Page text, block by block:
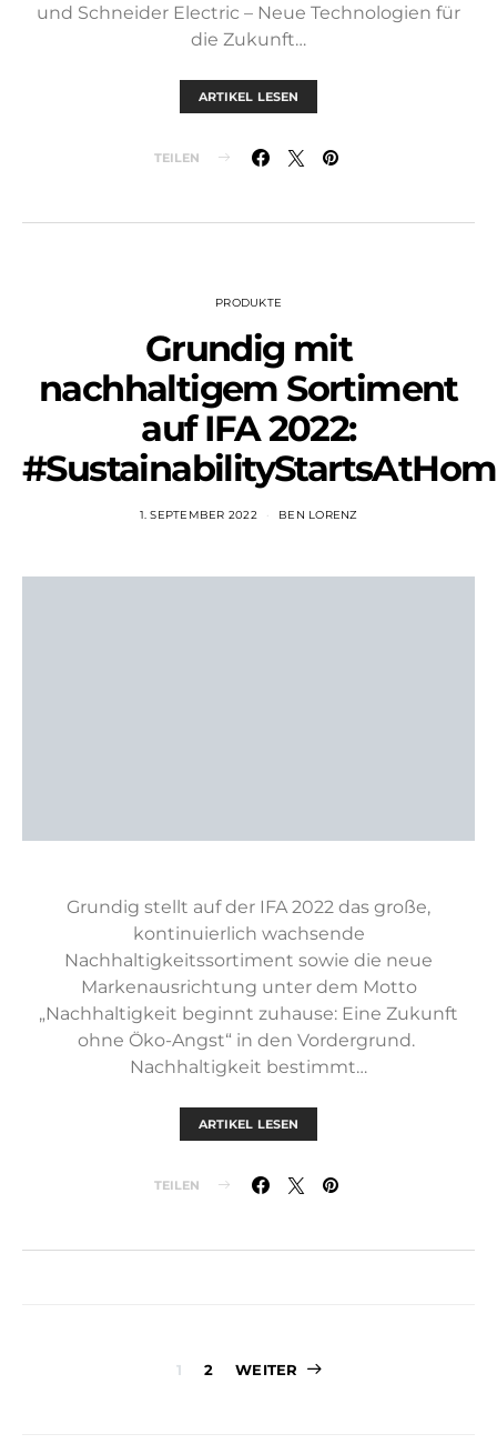
und Schneider Electric – Neue Technologien für
die Zukunft…
ARTIKEL LESEN
TEILEN
PRODUKTE
Grundig mit
nachhaltigem Sortiment
auf IFA 2022:
1. SEPTEMBER 2022 BEN LORENZ
Grundig stellt auf der IFA 2022 das große,
kontinuierlich wachsende
Nachhaltigkeitssortiment sowie die neue
Markenausrichtung unter dem Motto
„Nachhaltigkeit beginnt zuhause: Eine Zukunft
ohne Öko-Angst“ in den Vordergrund.
Nachhaltigkeit bestimmt…
ARTIKEL LESEN
TEILEN
1 2 WEITER